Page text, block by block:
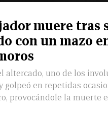
muere tras
con un mazo
altercado, uno de los
golpeó en repetidas
provocándole la muerte